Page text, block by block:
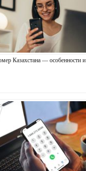
Казахстана — особенности и